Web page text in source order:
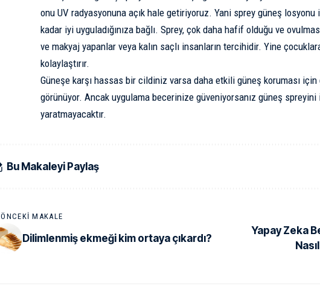
onu UV radyasyonuna açık hale getiriyoruz. Yani sprey güneş
kadar iyi uyguladığınıza bağlı. Sprey, çok daha hafif olduğu ve
ve makyaj yapanlar veya kalın saçlı insanların tercihidir. Yine
kolaylaştırır.
Güneşe karşı hassas bir cildiniz varsa daha etkili güneş koruması
görünüyor. Ancak uygulama becerinize güveniyorsanız güneş spreyini
yaratmayacaktır.
Bu Makaleyi Paylaş
ÖNCEKI MAKALE
Dilimlenmiş ekmeği kim ortaya çıkardı?
Yapay Zeka